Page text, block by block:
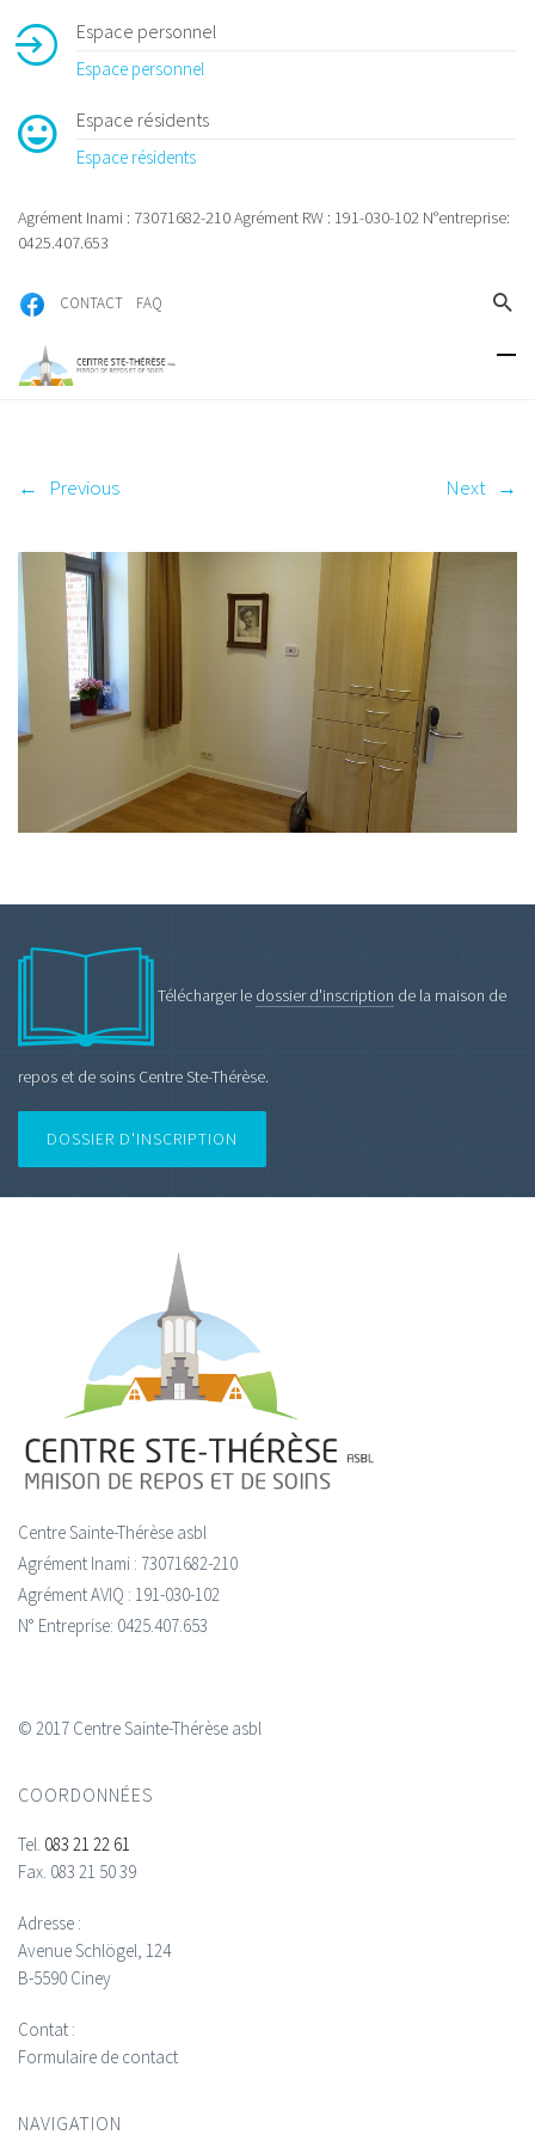
Espace personnel
Espace personnel
Espace résidents
Espace résidents
Agrément Inami : 73071682-210 Agrément RW : 191-030-102 N°entreprise:
0425.407.653
CONTACT FAQ
← Previous Next →
Télécharger le dossier d'inscription de la maison de
repos et de soins Centre Ste-Thérèse.
DOSSIER D'INSCRIPTION
Centre Sainte-Thérèse asbl
Agrément Inami : 73071682-210
Agrément AVIQ : 191-030-102
N° Entreprise: 0425.407.653
© 2017 Centre Sainte-Thérèse asbl
COORDONNÉES
Tel. 083 21 22 61
Fax. 083 21 50 39
Adresse :
Avenue Schlögel, 124
B-5590 Ciney
Contat :
Formulaire de contact
NAVIGATION